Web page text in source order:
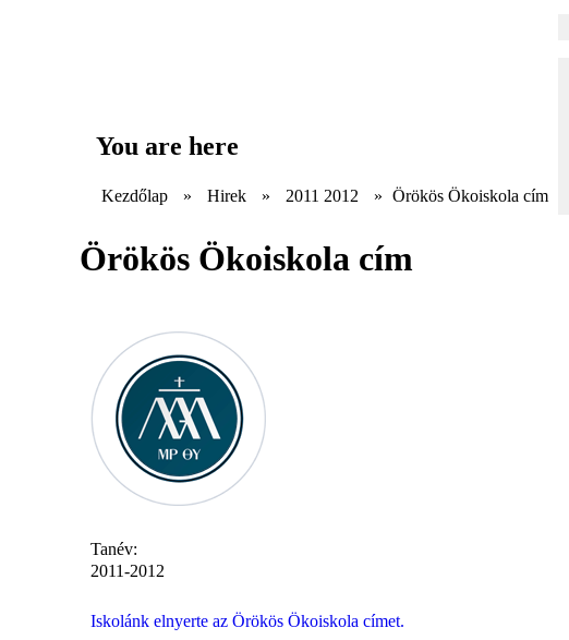
You are here
Kezdőlap » Hirek » 2011 2012 » Örökös Ökoiskola cím
Örökös Ökoiskola cím
Tanév:
2011-2012
Iskolánk elnyerte az Örökös Ökoiskola címet.